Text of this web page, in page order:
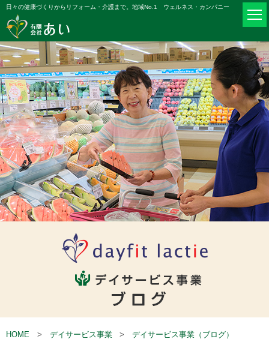
日々の健康づくりからリフォーム・介護まで。地域No.1 ウェルネス・カンパニー
HOME デイサービス事業
デイサービス事業（ブログ）